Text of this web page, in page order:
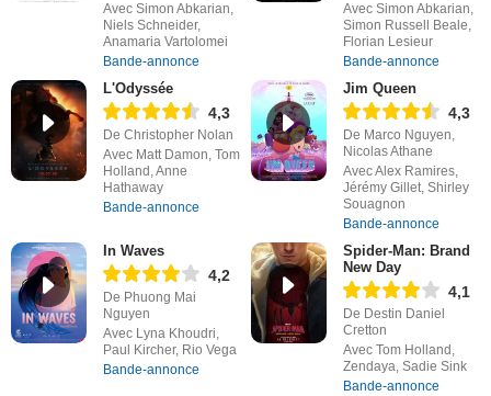
Avec Simon Abkarian,
Niels Schneider,
Anamaria Vartolomei
Bande-annonce
Avec Simon Abkarian,
Simon Russell Beale,
Florian Lesieur
Bande-annonce
L'Odyssée
4,3
De Christopher Nolan
Avec Matt Damon, Tom
Holland, Anne
Hathaway
Bande-annonce
Jim Queen
4,3
De Marco Nguyen,
Nicolas Athane
Avec Alex Ramires,
Jérémy Gillet, Shirley
Souagnon
Bande-annonce
In Waves
4,2
De Phuong Mai
Nguyen
Avec Lyna Khoudri,
Paul Kircher, Rio Vega
Bande-annonce
Spider-Man: Brand
New Day
4,1
De Destin Daniel
Cretton
Avec Tom Holland,
Zendaya, Sadie Sink
Bande-annonce